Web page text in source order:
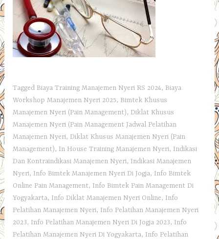
Tagged Biaya Training Manajemen Nyeri RS 2024, Biaya
Workshop Manajemen Nyeri 2025, Bimtek Khusus
Manajemen Nyeri (Pain Management),Diklat Khusus
Manajemen Nyeri (Pain Management Jadwal Pelatihan
Manajemen Nyeri,Diklat Khusus Manajemen Nyeri (Pain
Management), In House Training Manajemen Nyeri, Indikasi
Dan Kontraindikasi Manajemen Nyeri, Indikasi Manajemen
Nyeri, Info Bimtek Manajemen Nyeri Di Jogja, Info Bimtek
Online Pain Management, Info Bimtek Pain Management Di
Yogyakarta, Info Diklat Manajemen Nyeri Online, Info
Pelatihan Manajemen Nyeri, Info Pelatihan Manajemen Nyeri
2023, Info Pelatihan Manajemen Nyeri Di Jogja 2023, Info
Pelatihan Manajemen Nyeri Di Yogyakarta, Info Pelatihan